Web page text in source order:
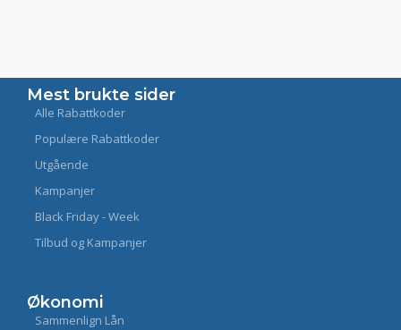
Mest brukte sider
Alle Rabattkoder
Populære Rabattkoder
Utgående
Kampanjer
Black Friday - Week
Tilbud og Kampanjer
Økonomi
Sammenlign Lån